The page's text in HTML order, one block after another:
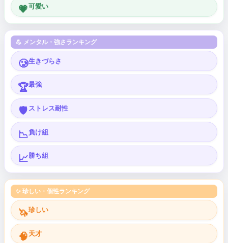
💗可愛い
💪 メンタル・強さランキング
🥲生きづらさ
🏆最強
🛡️ ストレス耐性
📉負け組
📈勝ち組
✨ 珍しい・個性ランキング
🦄珍しい
🧠 天才